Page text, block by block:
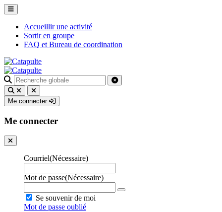
Accueillir une activité
Sortir en groupe
FAQ et Bureau de coordination
Recherche
pour
:
Me connecter
Me connecter
Courriel(Nécessaire)
Mot de passe(Nécessaire)
Se souvenir de moi
Mot de passe oublié